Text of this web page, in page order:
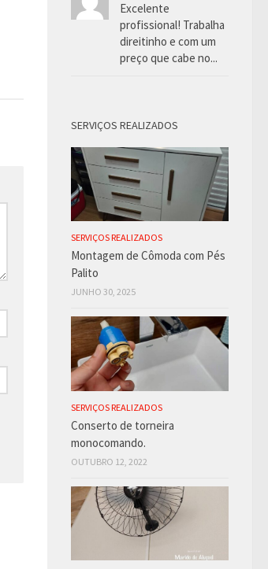
Excelente
profissional! Trabalha
direitinho e com um
preço que cabe no...
SERVIÇOS REALIZADOS
SERVIÇOS REALIZADOS
Montagem de Cômoda com Pés
Palito
JUNHO 30, 2025
SERVIÇOS REALIZADOS
Conserto de torneira
monocomando.
OUTUBRO 12, 2022